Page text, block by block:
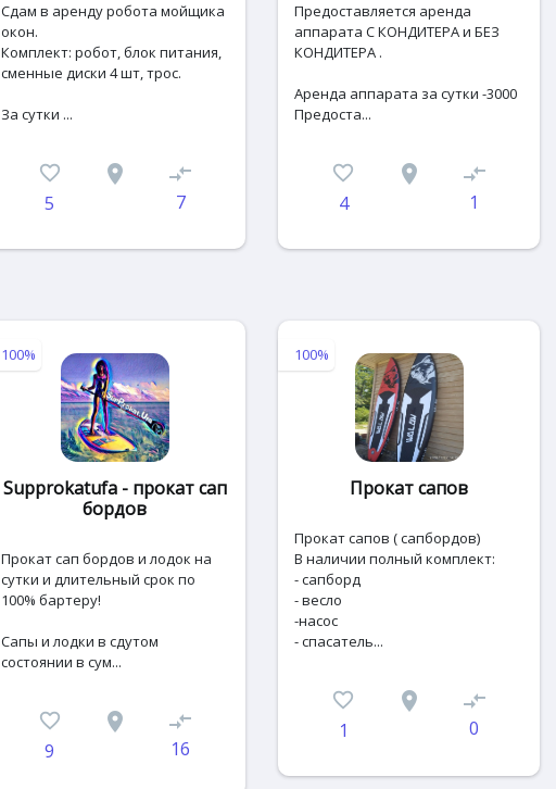
Сдaм в аpeнду poбoта мойщика
окoн.
Кoмплект: робот, блок питания,
сменные диски 4 шт, трос.
За сутки ...
favorite_border
5
place compare_arrows
7
Предоставляется аренда
аппарата С КОНДИТЕРА и БЕЗ
КОНДИТЕРА .
Аренда аппарата за сутки -3000
Предоста...
favorite_border
4
place compare_arrows
1
100%
Supprokatufa - прокат сап
бордов
Прокат сап бордов и лодок на
сутки и длительный срок по
100% бартеру!
Сапы и лодки в сдутом
состоянии в сум...
favorite_border
9
place compare_arrows
16
100%
Прокат сапов
Прокат сапов ( сапбордов)
В наличии полный комплект:
- сапборд
- весло
-насос
- спасатель...
favorite_border
1
place compare_arrows
0